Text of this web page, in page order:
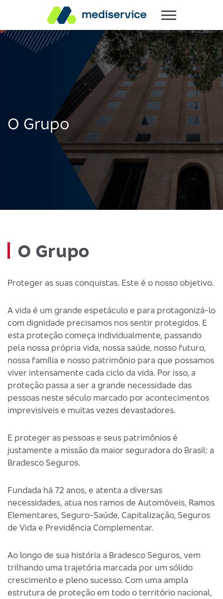
O Grupo
O Grupo
Proteger as suas conquistas. Este é o nosso objetivo.
A vida é um grande espetáculo e para protagonizá-lo
com dignidade precisamos nos sentir protegidos. E
esta proteção começa individualmente, passando
pela nossa própria vida, nossa saúde, nosso futuro,
nossa família e nosso patrimônio para que possamos
viver intensamente cada ciclo da vida. Por isso, a
proteção passa a ser a grande necessidade das
pessoas neste século marcado por acontecimentos
imprevisíveis e muitas vezes devastadores.
E proteger as pessoas e seus patrimônios é
justamente a missão da maior seguradora do Brasil: a
Bradesco Seguros.
Fundada há 72 anos, e atenta a diversas
necessidades, atua nos ramos de Automóveis, Ramos
Elementares, Seguro-Saúde, Capitalização, Seguros
de Vida e Previdência Complementar.
Ao longo de sua história a Bradesco Seguros, vem
trilhando uma trajetória marcada por um sólido
crescimento e pleno sucesso. Com uma ampla
estrutura de proteção em todo o território nacional,